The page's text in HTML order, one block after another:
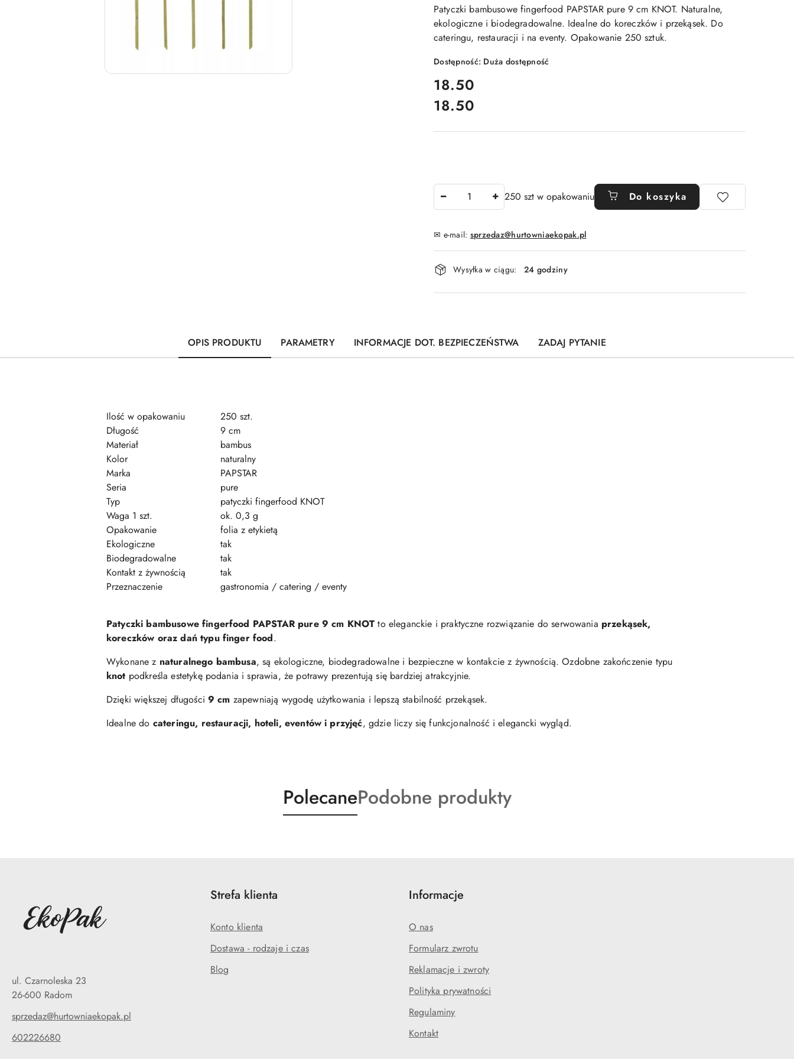
Patyczki bambusowe fingerfood PAPSTAR pure 9 cm KNOT. Naturalne,
ekologiczne i biodegradowalne. Idealne do koreczków i przekąsek. Do
cateringu, restauracji i na eventy. Opakowanie 250 sztuk.
Dostępność: Duża dostępność
cena:
18.50
Cena:
18.50
250 szt w opakowaniu Do koszyka
✉ e-mail: sprzedaz@hurtowniaekopak.pl
Dostępność
i
dostawa
Wysyłka w ciągu: 24 godziny
OPIS PRODUKTU PARAMETRY INFORMACJE DOT. BEZPIECZEŃSTWA ZADAJ PYTANIE
Ilość w opakowaniu
250 szt.
Długość
9 cm
Materiał
bambus
Kolor
naturalny
Marka
PAPSTAR
Seria
pure
Typ
patyczki fingerfood KNOT
Waga 1 szt.
ok. 0,3 g
Opakowanie
folia z etykietą
Ekologiczne
tak
Biodegradowalne
tak
Kontakt z żywnością
tak
Przeznaczenie
gastronomia / catering / eventy
Patyczki bambusowe fingerfood PAPSTAR pure 9 cm KNOT to eleganckie i praktyczne rozwiązanie do serwowania przekąsek,
koreczków oraz dań typu finger food.
Wykonane z naturalnego bambusa, są ekologiczne, biodegradowalne i bezpieczne w kontakcie z żywnością. Ozdobne zakończenie typu
knot podkreśla estetykę podania i sprawia, że potrawy prezentują się bardziej atrakcyjnie.
Dzięki większej długości 9 cm zapewniają wygodę użytkowania i lepszą stabilność przekąsek.
Idealne do cateringu, restauracji, hoteli, eventów i przyjęć, gdzie liczy się funkcjonalność i elegancki wygląd.
Produkty
o
PolecaneProdukty
o
Podobne produkty
ul. Czarnoleska 23
26-600 Radom
sprzedaz@hurtowniaekopak.pl
602226680
Strefa klienta
Konto klienta
Dostawa - rodzaje i czas
Blog
Informacje
O nas
Formularz zwrotu
Reklamacje i zwroty
Polityka prywatności
Regulaminy
Kontakt